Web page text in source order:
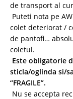
de transport al
Puteti nota pe
colet deteriorat /
de pantofi…
coletul.
Este obligatorie
sticla/oglinda si/
“FRAGILE”.
Nu se accepta